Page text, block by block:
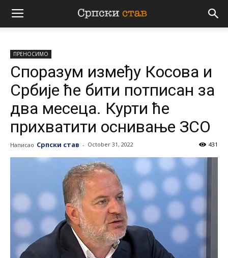
Српски
став
ПРЕНОСИМО
Споразум између Косова и
Србије ће бити потписан за
два месеца. Курти ће
прихватити оснивање ЗСО
Написао Српски став - October 31, 2022 431